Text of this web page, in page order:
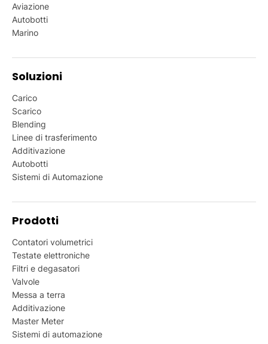
Aviazione
Autobotti
Marino
Soluzioni
Carico
Scarico
Blending
Linee di trasferimento
Additivazione
Autobotti
Sistemi di Automazione
Prodotti
Contatori volumetrici
Testate elettroniche
Filtri e degasatori
Valvole
Messa a terra
Additivazione
Master Meter
Sistemi di automazione